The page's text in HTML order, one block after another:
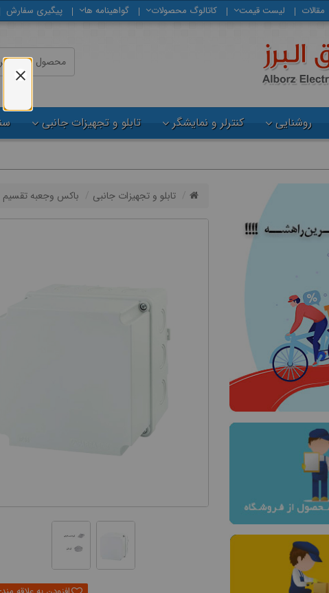
مقالات لیست قیمت كاتالوگ محصولات گواهینامه ها پیگیری سفارش
روشنایی کنترلر و نمایشگر تابلو و تجهیزات جانبی
تابلو و تجهیزات جانبی باکس وجعبه تقسیم